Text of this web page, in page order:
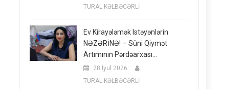
TURAL KƏLBƏCƏRLİ
Ev Kirayələmək Istəyənlərin
NƏZƏRİNƏ! – Süni Qiymət
Artımının Pərdəarxası…
28 İyul 2026
TURAL KƏLBƏCƏRLİ